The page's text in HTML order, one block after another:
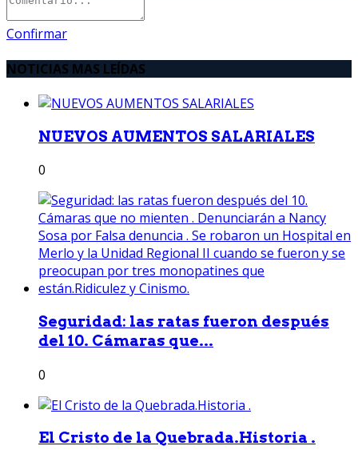
Confirmar
NOTICIAS MAS LEÍDAS
NUEVOS AUMENTOS SALARIALES
0
Seguridad: las ratas fueron después
del 10. Cámaras que...
0
El Cristo de la Quebrada.Historia .